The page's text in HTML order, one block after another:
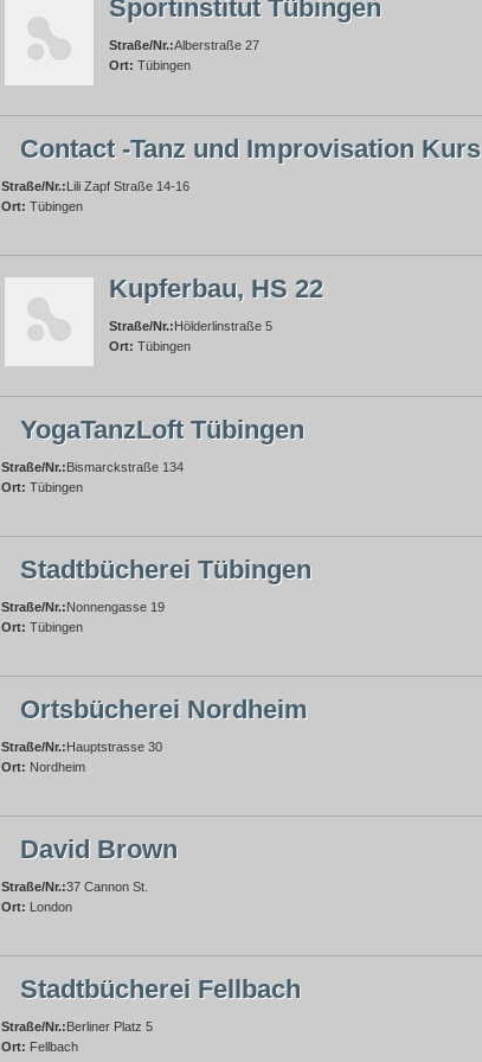
Sportinstitut Tübingen
Straße/Nr.:Alberstraße 27
Ort: Tübingen
Contact -Tanz und Improvisation Kurs
Straße/Nr.:Lili Zapf Straße 14-16
Ort: Tübingen
Kupferbau, HS 22
Straße/Nr.:Hölderlinstraße 5
Ort: Tübingen
YogaTanzLoft Tübingen
Straße/Nr.:Bismarckstraße 134
Ort: Tübingen
Stadtbücherei Tübingen
Straße/Nr.:Nonnengasse 19
Ort: Tübingen
Ortsbücherei Nordheim
Straße/Nr.:Hauptstrasse 30
Ort: Nordheim
David Brown
Straße/Nr.:37 Cannon St.
Ort: London
Stadtbücherei Fellbach
Straße/Nr.:Berliner Platz 5
Ort: Fellbach